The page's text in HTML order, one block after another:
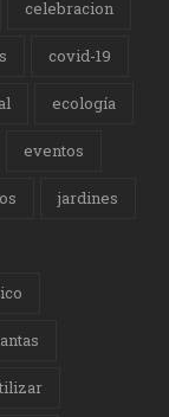
celebracion
covid-19
ecología
eventos
jardines